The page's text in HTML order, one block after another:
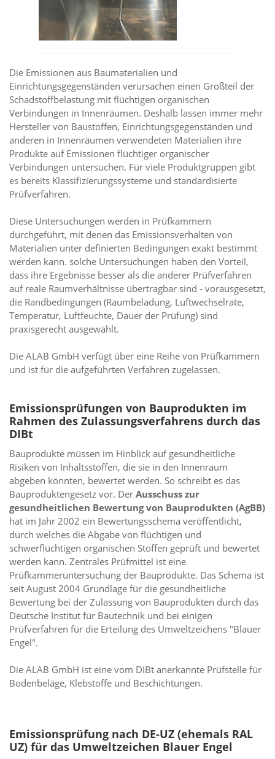
Die Emissionen aus Baumaterialien und
Einrichtungsgegenständen verursachen einen Großteil der
Schadstoffbelastung mit flüchtigen organischen
Verbindungen in Innenräumen. Deshalb lassen immer mehr
Hersteller von Baustoffen, Einrichtungsgegenständen und
anderen in Innenräumen verwendeten Materialien ihre
Produkte auf Emissionen flüchtiger organischer
Verbindungen untersuchen. Für viele Produktgruppen gibt
es bereits Klassifizierungssysteme und standardisierte
Prüfverfahren.
Diese Untersuchungen werden in Prüfkammern
durchgeführt, mit denen das Emissionsverhalten von
Materialien unter definierten Bedingungen exakt bestimmt
werden kann. solche Untersuchungen haben den Vorteil,
dass ihre Ergebnisse besser als die anderer Prüfverfahren
auf reale Raumverhältnisse übertragbar sind - vorausgesetzt,
die Randbedingungen (Raumbeladung, Luftwechselrate,
Temperatur, Luftfeuchte, Dauer der Prüfung) sind
praxisgerecht ausgewählt.
Die ALAB GmbH verfügt über eine Reihe von Prüfkammern
und ist für die aufgeführten Verfahren zugelassen.
Emissionsprüfungen von Bauprodukten im
Rahmen des Zulassungsverfahrens durch das
DIBt
Bauprodukte müssen im Hinblick auf gesundheitliche
Risiken von Inhaltsstoffen, die sie in den Innenraum
abgeben könnten, bewertet werden. So schreibt es das
Bauproduktengesetz vor. Der Ausschuss zur
gesundheitlichen Bewertung von Bauprodukten (AgBB)
hat im Jahr 2002 ein Bewertungsschema veröffentlicht,
durch welches die Abgabe von flüchtigen und
schwerflüchtigen organischen Stoffen geprüft und bewertet
werden kann. Zentrales Prüfmittel ist eine
Prüfkammeruntersuchung der Bauprodukte. Das Schema ist
seit August 2004 Grundlage für die gesundheitliche
Bewertung bei der Zulassung von Bauprodukten durch das
Deutsche Institut für Bautechnik und bei einigen
Prüfverfahren für die Erteilung des Umweltzeichens "Blauer
Engel".
Die ALAB GmbH ist eine vom DIBt anerkannte Prüfstelle für
Bodenbeläge, Klebstoffe und Beschichtungen.
Emissionsprüfung nach DE-UZ (ehemals RAL
UZ) für das Umweltzeichen Blauer Engel